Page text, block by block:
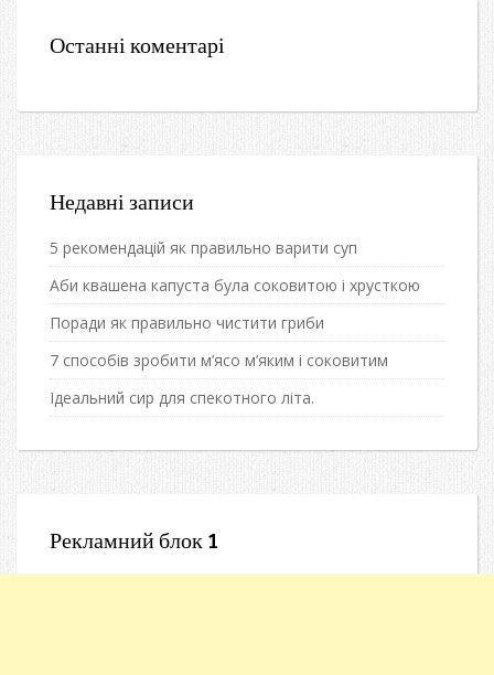
Останні коментарі
Недавні записи
5 рекомендацій як правильно варити суп
Аби квашена капуста була соковитою і хрусткою
Поради як правильно чистити гриби
7 способів зробити м’ясо м’яким і соковитим
Ідеальний сир для спекотного літа.
Рекламний блок 1